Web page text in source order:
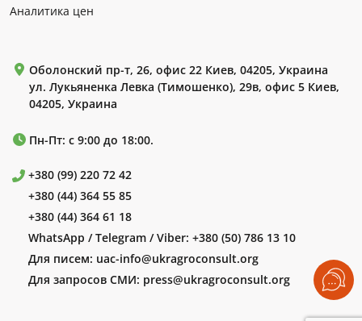
Аналитика цен
Оболонский пр-т, 26, офис 22 Киев, 04205, Украина
ул. Лукьяненка Левка (Тимошенко), 29в, офис 5 Киев,
04205, Украина
Пн-Пт: с 9:00 до 18:00.
+380 (99) 220 72 42
+380 (44) 364 55 85
+380 (44) 364 61 18
WhatsApp / Telegram / Viber: +380 (50) 786 13 10
Для писем: uac-info@ukragroconsult.org
Для запросов СМИ: press@ukragroconsult.org